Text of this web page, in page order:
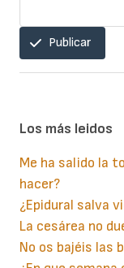
Publicar
Los más leidos
Me ha salido la
hacer?
¿Epidural salva
La cesárea no
No os bajéis las